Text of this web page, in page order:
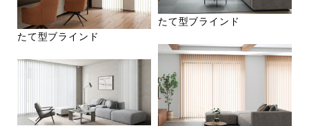
たて型ブラインド
たて型ブラインド